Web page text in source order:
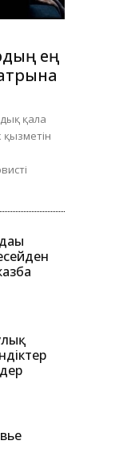
ең
қала
қызметін